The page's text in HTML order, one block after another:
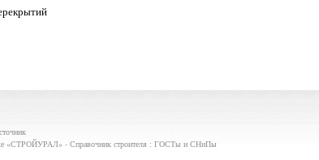
«СТРОЙУРАЛ» - Справочник строителя : ГОСТы и СНиПы